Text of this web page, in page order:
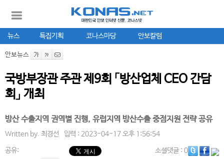
뉴스 특집기획 코나스마당 안보칼럼
안보뉴스
국방부장관 주관 제9회 「방산업체 CEO 간담
회」 개최
방산 수출지역 권역별 진행, 유럽지역 방산수출 중점지원 전략 공유
Written by. 최경선 입력 : 2023-04-17 오후 1:56:54
공유: 소셜댓글: 0